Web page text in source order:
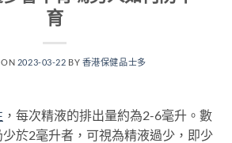
育
ON 2023-03-22 BY 香港保健品士多
，每次精液的排出量約為2-6毫升。數
於2毫升者，可視為精液過少，即少